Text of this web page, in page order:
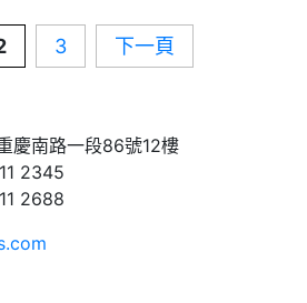
3 下一頁
慶南路一段86號12樓
2345
2688